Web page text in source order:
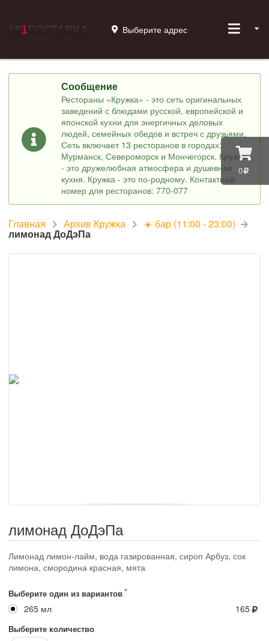
0
Выберите адрес
Сообщение
Рестораны «Кружка» - это сеть оригинальных
заведений с блюдами русской, европейской и
японской кухни для энергичных деловых
людей, семейных обедов и встреч с друзьями.
Сеть включает 13 ресторанов в городах:
Мурманск, Североморск и Мончегорск. Кружка
- это дружелюбная атмосфера и душевная
кухня. Кружка - это по-родному. Контактный
номер для ресторанов: 770-077
Главная Архив Кружка ☀️ бар (11:00 - 23:00)
лимонад ДоДэПа
лимонад ДоДэПа
Лимонад лимон-лайм, вода газированная, сироп Арбуз, сок
лимона, смородина красная, мята
Выберите один из вариантов
265 мл 165
Выберите количество